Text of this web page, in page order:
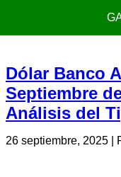
Dólar Banco
Septiembre
Análisis del
26 septiembre, 2025 |